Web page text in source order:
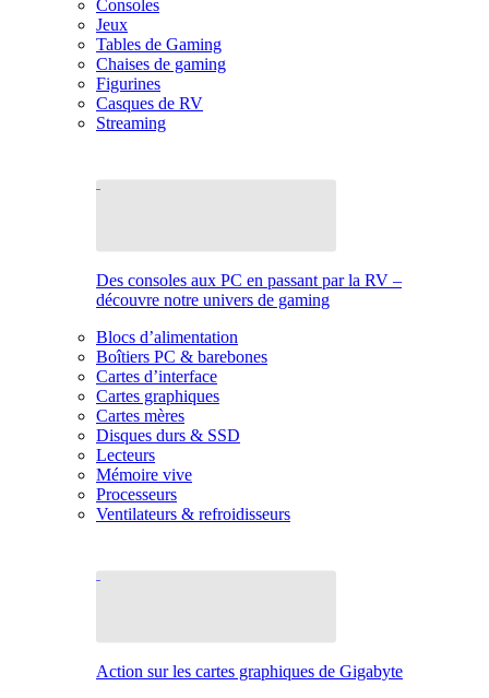
Consoles
Jeux
Tables de Gaming
Chaises de gaming
Figurines
Casques de RV
Streaming
Des consoles aux PC en passant par la RV –
découvre notre univers de gaming
Blocs d’alimentation
Boîtiers PC & barebones
Cartes d’interface
Cartes graphiques
Cartes mères
Disques durs & SSD
Lecteurs
Mémoire vive
Processeurs
Ventilateurs & refroidisseurs
Action sur les cartes graphiques de Gigabyte